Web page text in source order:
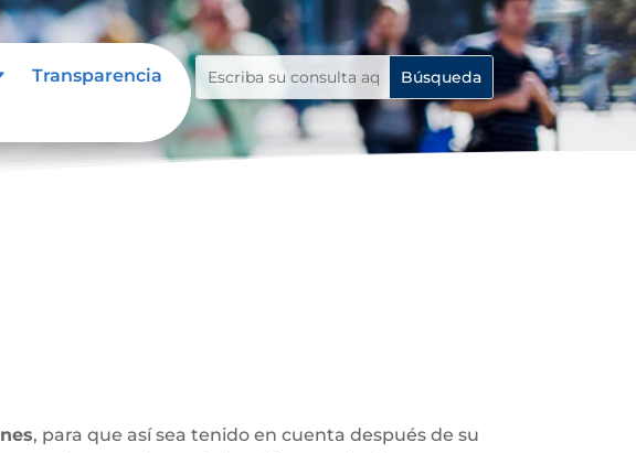
Transparencia
, para que así sea tenido en cuenta después de su